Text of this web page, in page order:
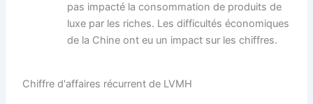
pas impacté la consommation de produits de
luxe par les riches. Les difficultés économiques
de la Chine ont eu un impact sur les chiffres.
Chiffre d'affaires récurrent de LVMH